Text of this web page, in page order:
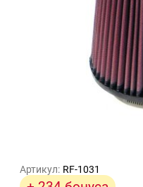
Артикул: RF-1031